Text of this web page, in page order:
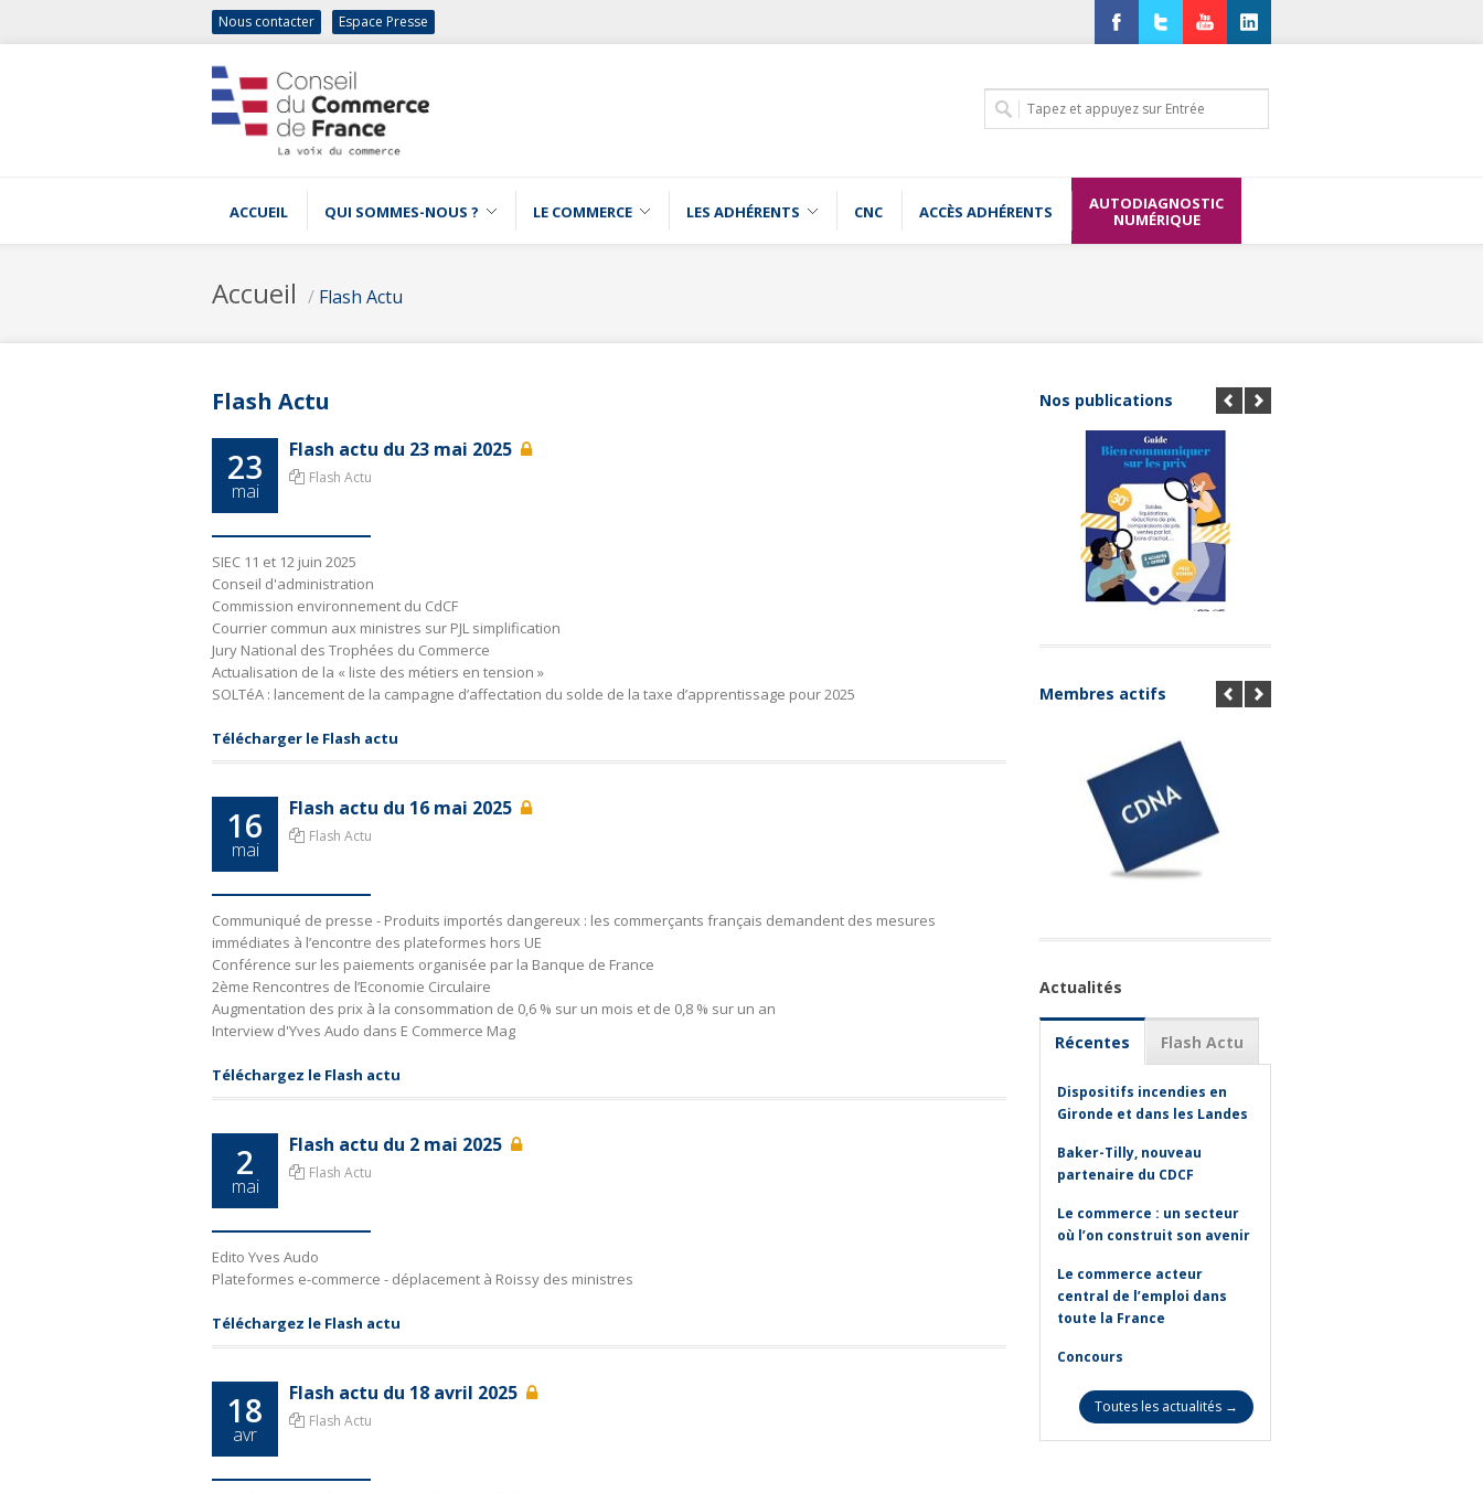
Nous contacter Espace Presse
ACCUEIL QUI SOMMES-NOUS ? LE COMMERCE LES ADHÉRENTS CNC ACCÈS ADHÉRENTS
AUTODIAGNOSTIC
NUMÉRIQUE
Accueil / Flash Actu
Flash Actu
23
mai
Flash actu du 23 mai 2025
Flash Actu
SIEC 11 et 12 juin 2025
Conseil d'administration
Commission environnement du CdCF
Courrier commun aux ministres sur PJL simplification
Jury National des Trophées du Commerce
Actualisation de la « liste des métiers en tension »
SOLTéA : lancement de la campagne d’affectation du solde de la taxe d’apprentissage pour 2025
Télécharger le Flash actu
16
mai
Flash actu du 16 mai 2025
Flash Actu
Communiqué de presse - Produits importés dangereux : les commerçants français demandent des mesures
immédiates à l’encontre des plateformes hors UE
Conférence sur les paiements organisée par la Banque de France
2ème Rencontres de l’Economie Circulaire
Augmentation des prix à la consommation de 0,6 % sur un mois et de 0,8 % sur un an
Interview d'Yves Audo dans E Commerce Mag
Téléchargez le Flash actu
2
mai
Flash actu du 2 mai 2025
Flash Actu
Edito Yves Audo
Plateformes e-commerce - déplacement à Roissy des ministres
Téléchargez le Flash actu
18
avr
Flash actu du 18 avril 2025
Flash Actu
Nos publications
Membres actifs
Actualités
Récentes Flash Actu
Dispositifs incendies en
Gironde et dans les Landes
Baker-Tilly, nouveau
partenaire du CDCF
Le commerce : un secteur
où l’on construit son avenir
Le commerce acteur
central de l’emploi dans
toute la France
Concours
Toutes les actualités →